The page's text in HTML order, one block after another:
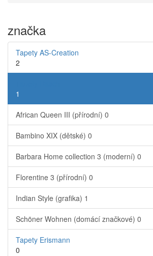
značka
Tapety AS-Creation
2
1
African Queen III (přírodní) 0
Bambino XIX (dětské) 0
Barbara Home collection 3 (moderní) 0
Florentine 3 (přírodní) 0
Indian Style (grafika) 1
Schöner Wohnen (domácí značkové) 0
Tapety Erismann
0